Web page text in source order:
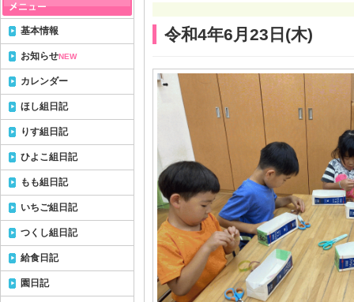
令和4年6月23日(木)
基本情報
お知らせNEW
カレンダー
ほし組日記
りす組日記
ひよこ組日記
もも組日記
いちご組日記
つくし組日記
給食日記
園日記